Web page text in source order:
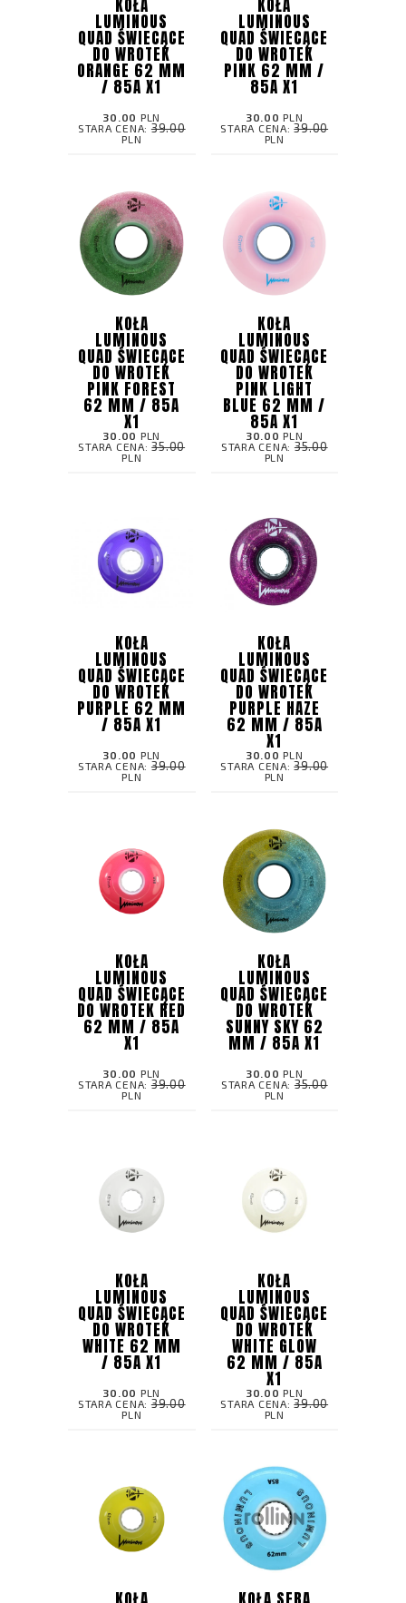
KOŁA
LUMINOUS
QUAD ŚWIECĄCE
DO WROTEK
ORANGE 62 MM
/ 85A X1
30.00 PLN
STARA CENA:39.00
PLN
KOŁA
LUMINOUS
QUAD ŚWIECĄCE
DO WROTEK
PINK 62 MM /
85A X1
30.00 PLN
STARA CENA:39.00
PLN
KOŁA
LUMINOUS
QUAD ŚWIECĄCE
DO WROTEK
PINK FOREST
62 MM / 85A
X1
30.00 PLN
STARA CENA:35.00
PLN
KOŁA
LUMINOUS
QUAD ŚWIECĄCE
DO WROTEK
PINK LIGHT
BLUE 62 MM /
85A X1
30.00 PLN
STARA CENA:35.00
PLN
KOŁA
LUMINOUS
QUAD ŚWIECĄCE
DO WROTEK
PURPLE 62 MM
/ 85A X1
30.00 PLN
STARA CENA:39.00
PLN
KOŁA
LUMINOUS
QUAD ŚWIECĄCE
DO WROTEK
PURPLE HAZE
62 MM / 85A
X1
30.00 PLN
STARA CENA:39.00
PLN
KOŁA
LUMINOUS
QUAD ŚWIECĄCE
DO WROTEK RED
62 MM / 85A
X1
30.00 PLN
STARA CENA:39.00
PLN
KOŁA
LUMINOUS
QUAD ŚWIECĄCE
DO WROTEK
SUNNY SKY 62
MM / 85A X1
30.00 PLN
STARA CENA:35.00
PLN
KOŁA
LUMINOUS
QUAD ŚWIECĄCE
DO WROTEK
WHITE 62 MM
/ 85A X1
30.00 PLN
STARA CENA:39.00
PLN
KOŁA
LUMINOUS
QUAD ŚWIECĄCE
DO WROTEK
WHITE GLOW
62 MM / 85A
X1
30.00 PLN
STARA CENA:39.00
PLN